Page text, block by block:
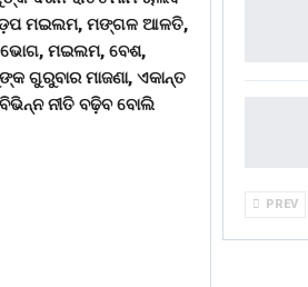
ତଡ଼ପ ମଇଲମ, ମଙ୍ଗଳ ଆଳତି,
ଭୋଗ, ମଇଲମ, ବେଶ,
ଗୁରୁବାର ମାଜଣା, ଏକାନ୍ତ
ନୀତି ବଢ଼ିବ ବୋଲି
PREV